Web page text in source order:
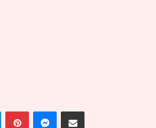
LinkedinPinterestMessengerPartager par email